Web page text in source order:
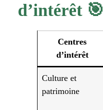
d’intérêt 🎯
Centres
d’intérêt
Culture et
patrimoine